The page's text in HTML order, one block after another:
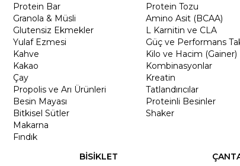
Protein Bar
Granola & Müsli
Glutensiz Ekmekler
Yulaf Ezmesi
Kahve
Kakao
Çay
Propolis ve Arı Ürünleri
Besin Mayası
Bitkisel Sütler
Makarna
Fındık
Protein Tozu
Amino Asit (BCAA)
L Karnitin ve CLA
Güç ve Performans
Kilo ve Hacim (Gainer)
Kombinasyonlar
Kreatin
Tatlandırıcılar
Proteinli Besinler
Shaker
BİSİKLET